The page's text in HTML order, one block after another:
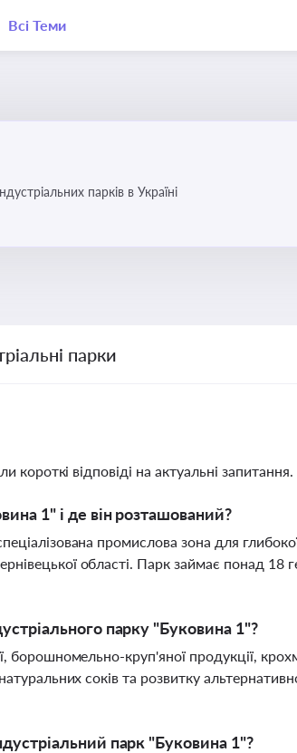
Всі Теми
парків в Україні
парки
короткі відповіді на актуальні
1" і де він розташований?
промислова зона для
області. Парк займає понад 18
парку "Буковина 1"?
борошномельно-круп'яної продукції,
соків та розвитку
парк "Буковина 1"?